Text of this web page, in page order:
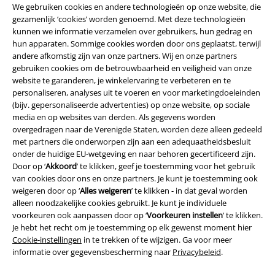
We gebruiken cookies en andere technologieën op onze website, die
gezamenlijk ‘cookies’ worden genoemd. Met deze technologieën
kunnen we informatie verzamelen over gebruikers, hun gedrag en
hun apparaten. Sommige cookies worden door ons geplaatst, terwijl
andere afkomstig zijn van onze partners. Wij en onze partners
gebruiken cookies om de betrouwbaarheid en veiligheid van onze
website te garanderen, je winkelervaring te verbeteren en te
personaliseren, analyses uit te voeren en voor marketingdoeleinden
(bijv. gepersonaliseerde advertenties) op onze website, op sociale
media en op websites van derden. Als gegevens worden
overgedragen naar de Verenigde Staten, worden deze alleen gedeeld
met partners die onderworpen zijn aan een adequaatheidsbesluit
onder de huidige EU-wetgeving en naar behoren gecertificeerd zijn.
Door op ‘Akkoord’ te klikken, geef je toestemming voor het gebruik
van cookies door ons en onze partners. Je kunt je toestemming ook
weigeren door op ‘Alles weigeren’ te klikken - in dat geval worden
alleen noodzakelijke cookies gebruikt. Je kunt je individuele
voorkeuren ook aanpassen door op ‘Voorkeuren instellen’ te klikken.
Je hebt het recht om je toestemming op elk gewenst moment hier
Cookie-instellingen in te trekken of te wijzigen. Ga voor meer
informatie over gegevensbescherming naar Privacybeleid.
Beveiliging
Legal
Algemene Voorwaarden
Bedrijfsgegevens